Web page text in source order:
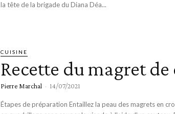
la tête de la brigade du Diana Déa...
CUISINE
Recette du magret
Pierre Marchal - 14/07/2021
Étapes de préparation Entaillez la peau des magrets en